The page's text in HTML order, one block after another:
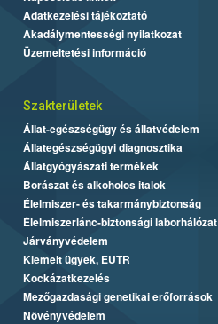
Adatkezelési tájékoztató
Akadálymentességi nyilatkozat
Üzemeltetési információ
Szakterületek
Állat-egészségügy és állatvédelem
Állategészségügyi diagnosztika
Állatgyógyászati termékek
Borászat és alkoholos italok
Élelmiszer- és takarmánybiztonság
Élelmiszerlánc-biztonsági laborhálózat
Járványvédelem
Kiemelt ügyek, EUTR
Kockázatkezelés
Mezőgazdasági genetikai erőforrások
Növényvédelem